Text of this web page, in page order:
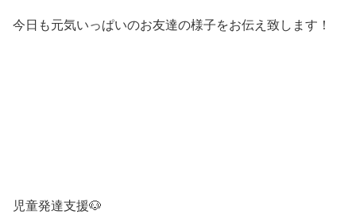
今日も元気いっぱいのお友達の様子をお伝え致します！
児童発達支援🐶